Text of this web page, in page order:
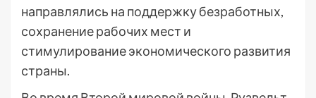
направлялись на поддержку безработных,
сохранение рабочих мест и
стимулирование экономического развития
страны.